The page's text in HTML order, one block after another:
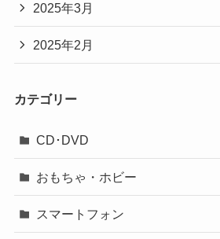
2025年3月
2025年2月
カテゴリー
CD･DVD
おもちゃ・ホビー
スマートフォン